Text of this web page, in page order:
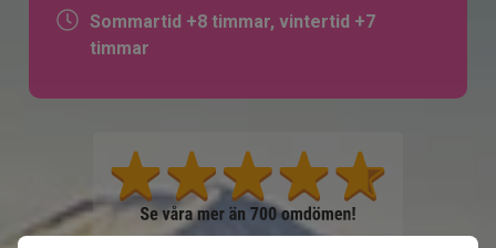
Sommartid +8 timmar, vintertid +7
timmar